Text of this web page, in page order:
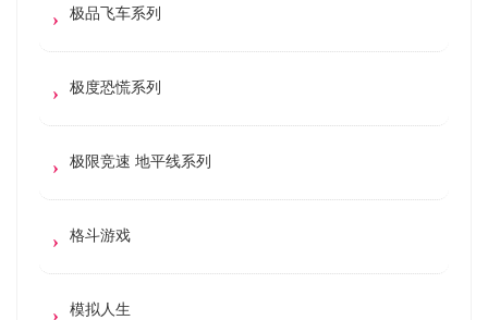
极品飞车系列
极度恐慌系列
极限竞速 地平线系列
格斗游戏
模拟人生